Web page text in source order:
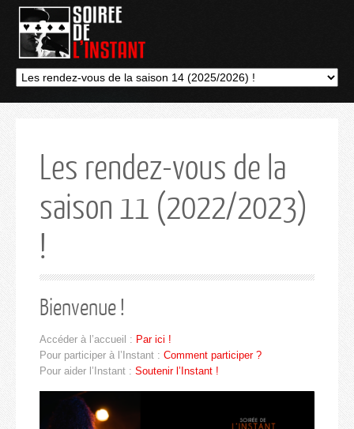
Les rendez-vous de la
saison 11 (2022/2023)
!
Bienvenue !
Accéder à l’accueil : Par ici !
Pour participer à l’Instant : Comment participer ?
Pour aider l’Instant : Soutenir l’Instant !